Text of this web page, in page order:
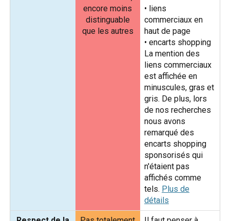
encore moins
distinguable
que les autres
• liens
commerciaux en
haut de page
• encarts shopping
La mention des
liens commerciaux
est affichée en
minuscules, gras et
gris. De plus, lors
de nos recherches
nous avons
remarqué des
encarts shopping
sponsorisés qui
n'étaient pas
affichés comme
tels. Plus de
détails